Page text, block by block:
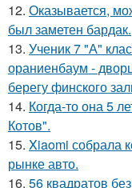
12. Оказывается,
был заметен бардак.
13. Ученик 7 "А"
ораниенбаум -
берегу финского
14. Когда-то она 5
Котов".
15. Xiaomi собрала
рынке авто.
16. 56 квадратов